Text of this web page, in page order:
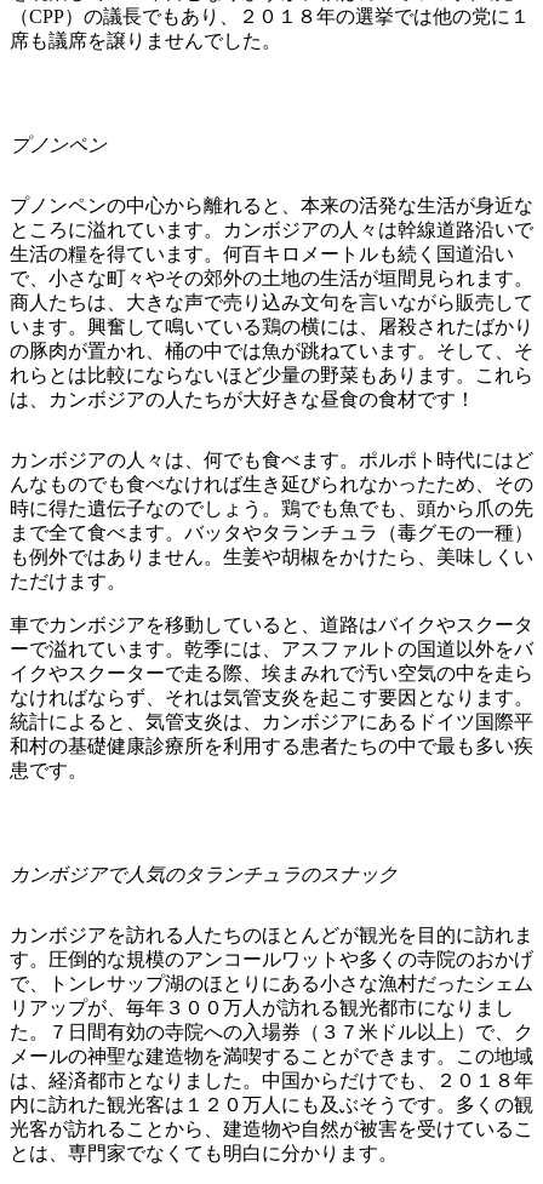
（CPP）の議長でもあり、２０１８年の選挙では他の党に１
席も議席を譲りませんでした。
プノンペン
プノンペンの中心から離れると、本来の活発な生活が身近な
ところに溢れています。カンボジアの人々は幹線道路沿いで
生活の糧を得ています。何百キロメートルも続く国道沿い
で、小さな町々やその郊外の土地の生活が垣間見られます。
商人たちは、大きな声で売り込み文句を言いながら販売して
います。興奮して鳴いている鶏の横には、屠殺されたばかり
の豚肉が置かれ、桶の中では魚が跳ねています。そして、そ
れらとは比較にならないほど少量の野菜もあります。これら
は、カンボジアの人たちが大好きな昼食の食材です！
カンボジアの人々は、何でも食べます。ポルポト時代にはど
んなものでも食べなければ生き延びられなかったため、その
時に得た遺伝子なのでしょう。鶏でも魚でも、頭から爪の先
まで全て食べます。バッタやタランチュラ（毒グモの一種）
も例外ではありません。生姜や胡椒をかけたら、美味しくい
ただけます。
車でカンボジアを移動していると、道路はバイクやスクータ
ーで溢れています。乾季には、アスファルトの国道以外をバ
イクやスクーターで走る際、埃まみれで汚い空気の中を走ら
なければならず、それは気管支炎を起こす要因となります。
統計によると、気管支炎は、カンボジアにあるドイツ国際平
和村の基礎健康診療所を利用する患者たちの中で最も多い疾
患です。
カンボジアで人気のタランチュラのスナック
カンボジアを訪れる人たちのほとんどが観光を目的に訪れま
す。圧倒的な規模のアンコールワットや多くの寺院のおかげ
で、トンレサップ湖のほとりにある小さな漁村だったシェム
リアップが、毎年３００万人が訪れる観光都市になりまし
た。７日間有効の寺院への入場券（３７米ドル以上）で、ク
メールの神聖な建造物を満喫することができます。この地域
は、経済都市となりました。中国からだけでも、２０１８年
内に訪れた観光客は１２０万人にも及ぶそうです。多くの観
光客が訪れることから、建造物や自然が被害を受けているこ
とは、専門家でなくても明白に分かります。